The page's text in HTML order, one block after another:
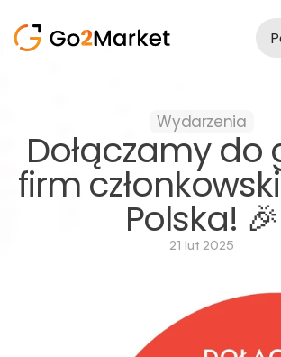
Realizacje
Case Study
Blog
O nas
Usługi
Wydarzenia
Dołączamy do
firm
Polska! 🎉
21 lut 2025